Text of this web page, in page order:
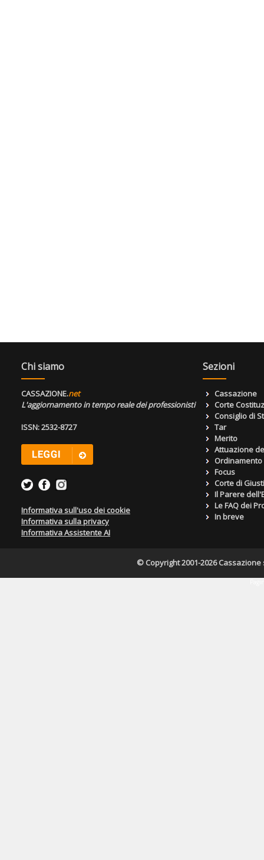
Chi siamo
CASSAZIONE.net
L'aggiornamento in tempo reale dei professionisti
ISSN: 2532-8727
Informativa sull'uso dei cookie
Informativa sulla privacy
Informativa Assistente AI
Sezioni
Cassazione
Corte
Consiglio di
Tar
Merito
Attuazione
Focus
Corte di
Il Parere
Le FAQ dei
In breve
© Copyright 2001-2026 Cassazione